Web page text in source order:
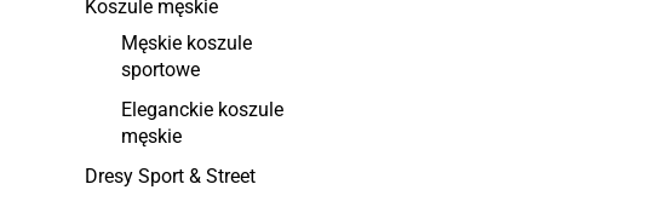
Koszule męskie
Męskie koszule
sportowe
Eleganckie koszule
męskie
Dresy Sport & Street